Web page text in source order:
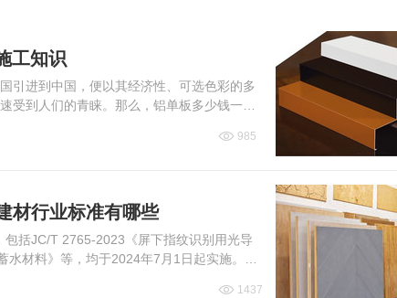
工知识
引进到中国，便以其经济性、可选色彩的多
受到人们的青睐。那么，铝单板多少钱一平
看吧！
985
材行业标准有哪些
括JC/T 2765-2023《屏下指纹识别用光导
材料》等，均于2024年7月1日起实施。下
1437